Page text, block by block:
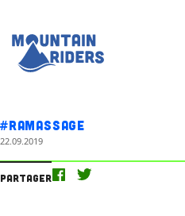
#Ramassage
22.09.2019
Partager